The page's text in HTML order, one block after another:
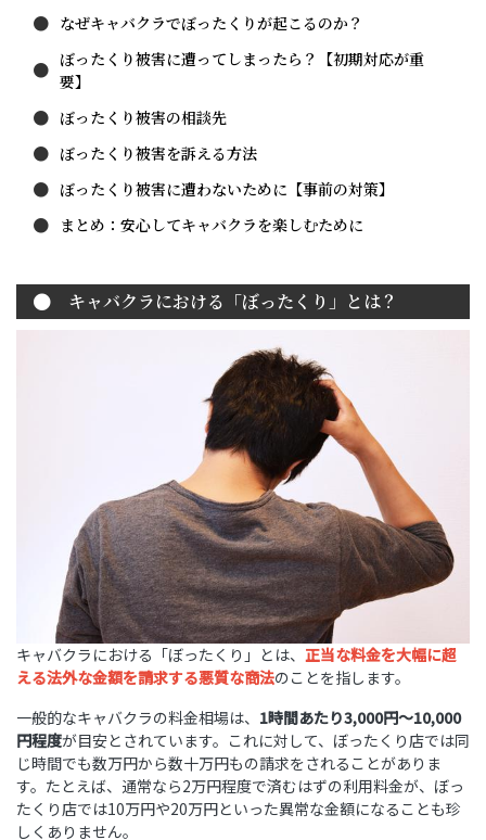
なぜキャバクラでぼったくりが起こるのか？
ぼったくり被害に遭ってしまったら？【初期対応が重
要】
ぼったくり被害の相談先
ぼったくり被害を訴える方法
ぼったくり被害に遭わないために【事前の対策】
まとめ：安心してキャバクラを楽しむために
キャバクラにおける「ぼったくり」とは？
キャバクラにおける「ぼったくり」とは、 正当な料金を大幅に超
える法外な金額を請求する悪質な商法のことを指します。
一般的なキャバクラの料金相場は、 1時間あたり3,000円～10,000
円程度が目安とされています。これに対して、ぼったくり店では同
じ時間でも数万円から数十万円もの請求をされることがありま
す。たとえば、通常なら2万円程度で済むはずの利用料金が、ぼっ
たくり店では10万円や20万円といった異常な金額になることも珍
しくありません。